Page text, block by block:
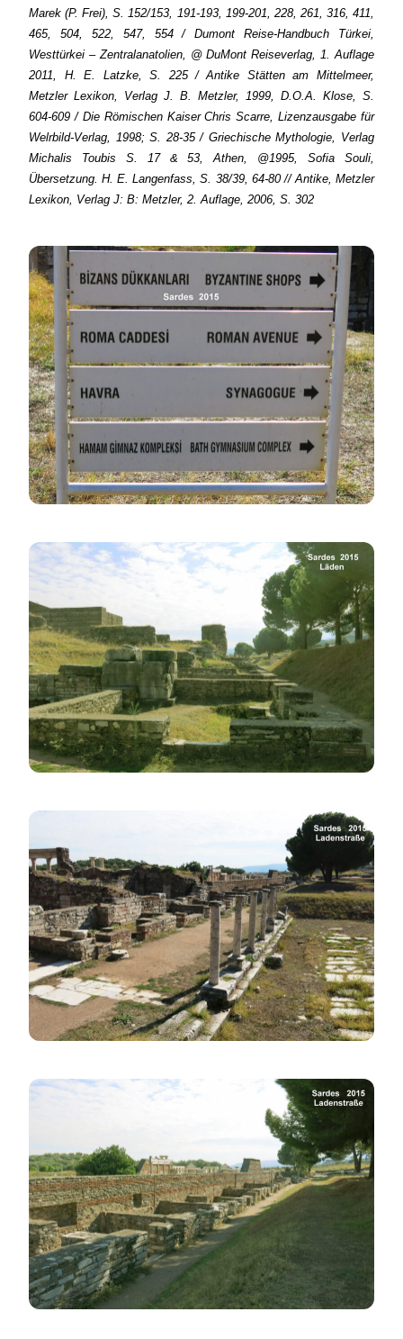
Marek (P. Frei), S. 152/153, 191-193, 199-201, 228, 261, 316, 411,
465, 504, 522, 547, 554 / Dumont Reise-Handbuch Türkei,
Westtürkei – Zentralanatolien, @ DuMont Reiseverlag, 1. Auflage
2011, H. E. Latzke, S. 225 / Antike Stätten am Mittelmeer,
Metzler Lexikon, Verlag J. B. Metzler, 1999, D.O.A. Klose, S.
604-609 / Die Römischen Kaiser Chris Scarre, Lizenzausgabe für
Welrbild-Verlag, 1998; S. 28-35 / Griechische Mythologie, Verlag
Michalis Toubis S. 17 & 53, Athen, @1995, Sofia Souli,
Übersetzung. H. E. Langenfass, S. 38/39, 64-80 // Antike, Metzler
Lexikon, Verlag J: B: Metzler, 2. Auflage, 2006, S. 302